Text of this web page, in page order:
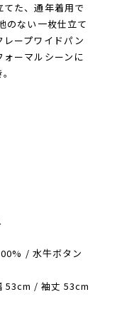
てた、通年着用で
のない一枚仕立て
レープワイドパン
ォーマルシーンに
/ 水牛ボタン
53cm / 袖丈 53cm